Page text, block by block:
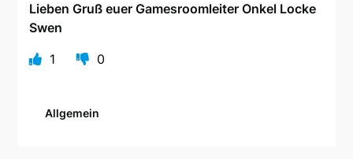
Lieben Gruß euer Gamesroomleiter Onkel Locke
Swen
1
0
Allgemein